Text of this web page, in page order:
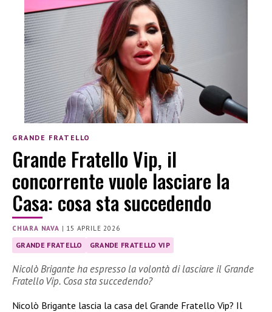
GRANDE FRATELLO
Grande Fratello Vip, il
concorrente vuole lasciare la
Casa: cosa sta succedendo
CHIARA NAVA | 15 APRILE 2026
GRANDE FRATELLO GRANDE FRATELLO VIP
Nicolò Brigante ha espresso la volontà di lasciare il Grande
Fratello Vip. Cosa sta succedendo?
Nicolò Brigante lascia la casa del Grande Fratello Vip? Il